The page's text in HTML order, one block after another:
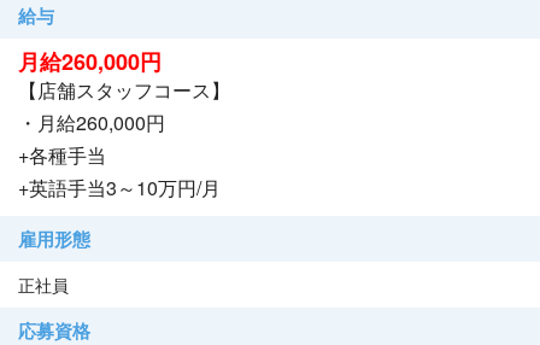
給与
月給260,000円
【店舗スタッフコース】
・月給260,000円
+各種手当
+英語手当3～10万円/月
雇用形態
正社員
応募資格